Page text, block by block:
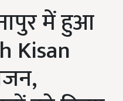
में हुआ
Kisan